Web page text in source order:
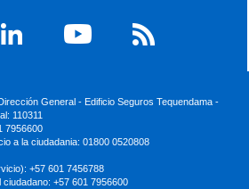
General - Edificio Seguros Tequendama -
110311
7956600
a la ciudadania: 01800 0520808
+57 601 7456788
+57 601 7956600